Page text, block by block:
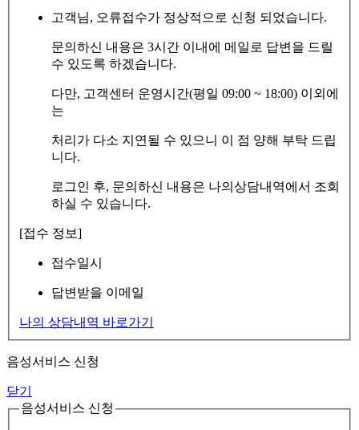
고객님, 오류접수가 정상적으로 신청 되었습니다.
문의하신 내용은 3시간 이내에 메일로 답변을 드릴
수 있도록 하겠습니다.
다만, 고객센터 운영시간(평일 09:00 ~ 18:00) 이외에
는
처리가 다소 지연될 수 있으니 이 점 양해 부탁 드립
니다.
로그인 후, 문의하신 내용은 나의상담내역에서 조회
하실 수 있습니다.
[접수 정보]
접수일시
답변받을 이메일
나의 상담내역 바로가기
음성서비스 신청
닫기
음성서비스 신청